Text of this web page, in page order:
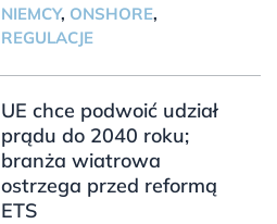
NIEMCY, ONSHORE,
REGULACJE
UE chce podwoić udział
prądu do 2040 roku;
branża wiatrowa
ostrzega przed reformą
ETS